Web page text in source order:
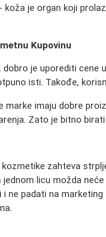
koža je organ koji
Kupovinu
dobro je uporediti cene
isti. Takođe,
marke imaju dobre
Zato je bitno
kozmetike zahteva
licu možda
i ne padati na